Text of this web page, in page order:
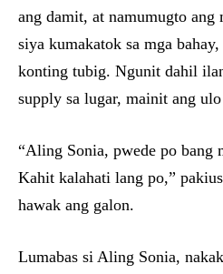
ang damit, at namumugto ang
siya kumakatok sa mga
konting tubig. Ngunit dahil
supply sa lugar, mainit ang
“Aling Sonia, pwede po bang
Kahit kalahati lang po,”
hawak ang galon.
Lumabas si Aling Sonia,